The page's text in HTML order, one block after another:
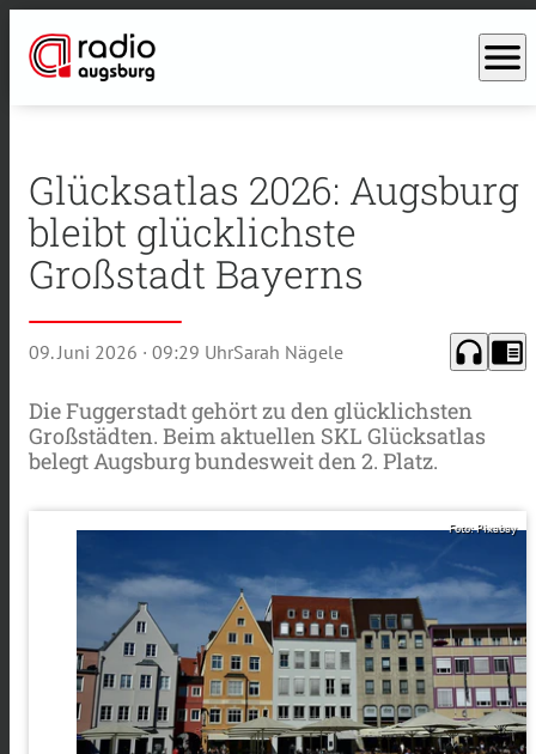
menu
Glücksatlas 2026: Augsburg
bleibt glücklichste
Großstadt Bayerns
09. Juni 2026 · 09:29 UhrSarah Nägele headphones chrome_reader_mode
Die Fuggerstadt gehört zu den glücklichsten
Großstädten. Beim aktuellen SKL Glücksatlas
belegt Augsburg bundesweit den 2. Platz.
Foto: Pixabay